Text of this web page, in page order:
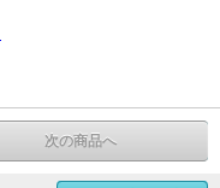
次の商品へ